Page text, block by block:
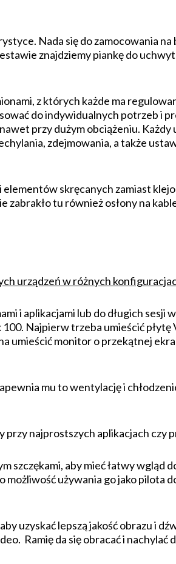
Nada się do zamocowania na
znajdziemy piankę do
z których każde ma
do indywidualnych potrzeb i
przy dużym obciążeniu.
zdejmowania, a także
skręcanych zamiast
tu również osłony na
urządzeń w różnych
i aplikacjami lub do długich sesji
Najpierw trzeba umieścić płytę
umieścić monitor o przekątnej
mu to wentylację i
przy najprostszych aplikacjach czy
szczękami, aby mieć łatwy wgląd
możliwość używania go jako pilota
uzyskać lepszą jakość obrazu i
Ramię da się obracać i nachylać